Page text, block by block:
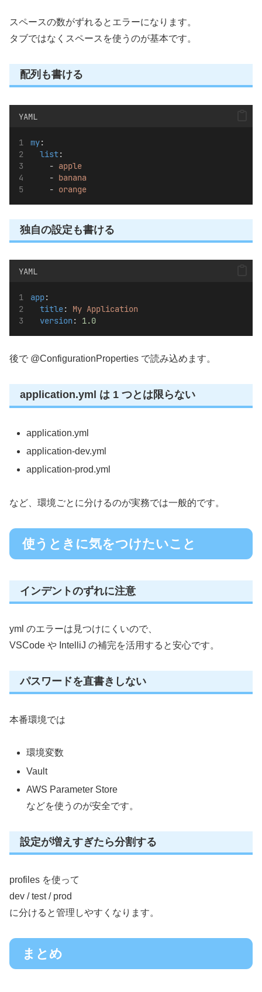
スペースの数がずれるとエラーになります。
タブではなくスペースを使うのが基本です。
配列も書ける
YAML
my:
list:
    -
apple
    -
banana
    -
orange
独自の設定も書ける
YAML
app:
title: My Application
version: 1.0
後で @ConfigurationProperties で読み込めます。
application.yml は 1 つとは限らない
application.yml
application-dev.yml
application-prod.yml
など、環境ごとに分けるのが実務では一般的です。
使うときに気をつけたいこと
インデントのずれに注意
yml のエラーは見つけにくいので、
VSCode や IntelliJ の補完を活用すると安心です。
パスワードを直書きしない
本番環境では
環境変数
Vault
AWS Parameter Store
などを使うのが安全です。
設定が増えすぎたら分割する
profiles を使って
dev / test / prod
に分けると管理しやすくなります。
まとめ